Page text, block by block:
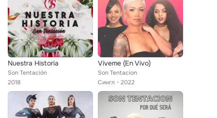
Nuestra Historia
Son Tentación
2018
Víveme (En Vivo)
Son Tentacion
Сингл
2022